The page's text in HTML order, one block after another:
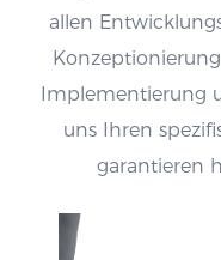
allen
Implementierung
uns Ihren
garantieren